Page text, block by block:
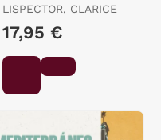
LISPECTOR, CLARICE
17,95 €